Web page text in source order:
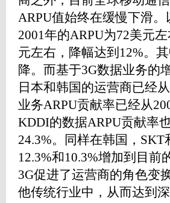
ARPU值始终在缓慢下滑
2001年的ARPU为72美元
元左右，降幅达到12%。
降。而基于3G数据业务的
日本和韩国的运营商已经
业务ARPU贡献率已经从
KDDI的数据ARPU贡献率
24.3%。同样在韩国，
12.3%和10.3%增加到
3G促进了运营商的角色变
他传统行业中，从而达到